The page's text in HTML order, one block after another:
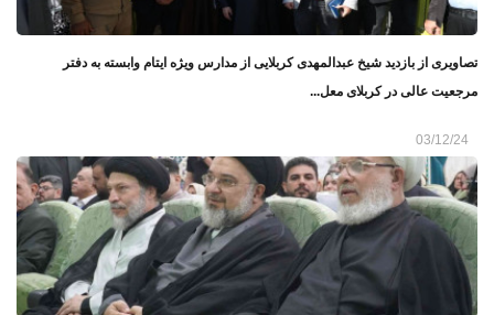
تصاویری از بازدید شیخ عبدالمهدی کربلایی از مدارس ویژه ایتام وابسته به دفتر
مرجعیت عالی در کربلای معل...
03/12/24